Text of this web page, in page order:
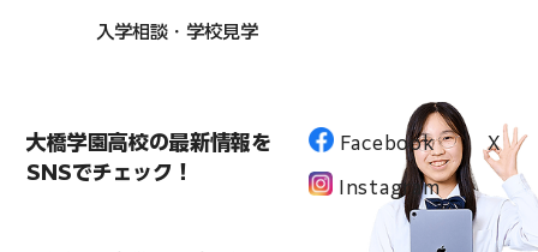
入学相談・学校見学
大橋学園高校の最新情報を
SNSでチェック！
Facebook
Instagram
X